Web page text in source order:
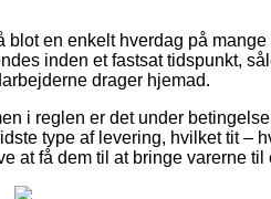
en enkelt hverdag på mange
inden et fastsat tidspunkt,
drager hjemad.
i reglen er det under
type af levering, hvilket tit –
at få dem til at bringe varerne til